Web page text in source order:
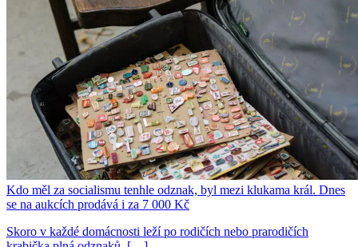
Kdo měl za socialismu tenhle odznak, byl mezi klukama král. Dnes
se na aukcích prodává i za 7 000 Kč
Skoro v každé domácnosti leží po rodičích nebo prarodičích